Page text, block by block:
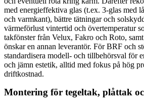
med energieffektiva glas (t.ex. 3‑glas med
och varmkant), bättre tätningar och
värmeförlust vintertid och övertemperatur
takfönster från Velux, Fakro och Roto,
önskar en annan leverantör. För BRF och
standardisera modell- och tillbehörsval för
och jämn estetik, alltid med fokus på hög
driftkostnad.
Montering för tegeltak, plåttak